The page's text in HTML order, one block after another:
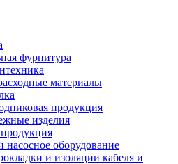
фурнитура
материалы
продукция
изделия
насосное оборудование
и изоляции кабеля и